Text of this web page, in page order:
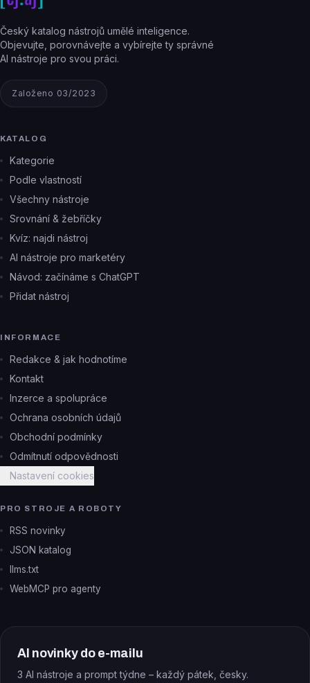
Český katalog nástrojů umělé inteligence.
Objevujte, porovnávejte a vybírejte ty správné
AI nástroje pro svou práci.
Založeno 03/2023
KATALOG
Kategorie
Podle vlastností
Všechny nástroje
Srovnání & žebříčky
Kvíz: najdi nástroj
AI nástroje pro marketéry
Návod: začínáme s ChatGPT
Přidat nástroj
INFORMACE
Redakce & jak hodnotíme
Kontakt
Inzerce a spolupráce
Ochrana osobních údajů
Obchodní podmínky
Odmítnutí odpovědnosti
Nastavení cookies
PRO STROJE A ROBOTY
RSS novinky
JSON katalog
llms.txt
WebMCP pro agenty
AI novinky do e-mailu
3 AI nástroje a prompt týdne – každý pátek, česky.